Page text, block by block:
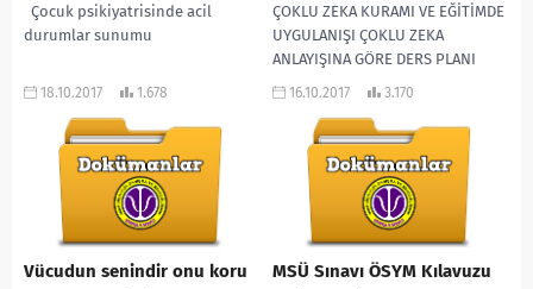
Çocuk psikiyatrisinde acil
durumlar sunumu
18.10.2017 1.678
ÇOKLU ZEKA KURAMI VE EĞİTİMDE
UYGULANIŞI ÇOKLU ZEKA
ANLAYIŞINA GÖRE DERS PLANI
HAZIRLAMA
16.10.2017 3.170
Vücudun senindir onu koru MSÜ Sınavı ÖSYM Kılavuzu